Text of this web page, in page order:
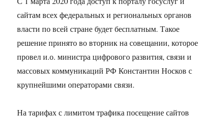
сайтам всех федеральных и региональных органов
власти по всей стране будет бесплатным. Такое
решение принято во вторник на совещании, которое
провел и.о. министра цифрового развития, связи и
массовых коммуникаций РФ Константин Носков с
крупнейшими операторами связи.
На тарифах с лимитом трафика посещение сайтов